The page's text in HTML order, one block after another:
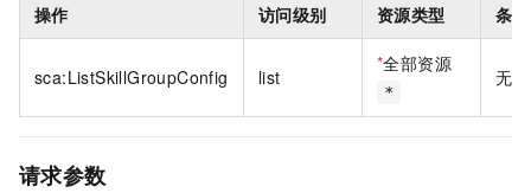
操作 访问级别 资源类型 条
sca:ListSkillGroupConfig list
*全部资源
*
无
请求参数